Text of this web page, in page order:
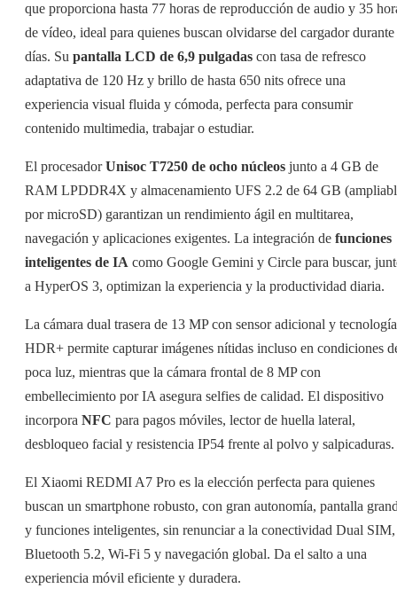
que proporciona hasta 77 horas de reproducción de audio y 35
de vídeo, ideal para quienes buscan olvidarse del cargador durante
días. Su pantalla LCD de 6,9 pulgadas con tasa de refresco
adaptativa de 120 Hz y brillo de hasta 650 nits ofrece una
experiencia visual fluida y cómoda, perfecta para consumir
contenido multimedia, trabajar o estudiar.
El procesadorUnisoc T7250 de ocho núcleos junto a 4 GB de
RAM LPDDR4X y almacenamiento UFS 2.2 de 64 GB
por microSD) garantizan un rendimiento ágil en multitarea,
navegación y aplicaciones exigentes. La integración de funciones
inteligentes de IA como Google Gemini y Circle para buscar,
a HyperOS 3, optimizan la experiencia y la productividad diaria.
La cámara dual trasera de 13 MP con sensor adicional y tecnología
HDR+ permite capturar imágenes nítidas incluso en condiciones
poca luz, mientras que la cámara frontal de 8 MP con
embellecimiento por IA asegura selfies de calidad. El dispositivo
incorpora NFC para pagos móviles, lector de huella lateral,
desbloqueo facial y resistencia IP54 frente al polvo y salpicaduras.
El Xiaomi REDMI A7 Pro es la elección perfecta para quienes
buscan un smartphone robusto, con gran autonomía, pantalla
y funciones inteligentes, sin renunciar a la conectividad Dual SIM,
Bluetooth 5.2, Wi-Fi 5 y navegación global. Da el salto a una
experiencia móvil eficiente y duradera.